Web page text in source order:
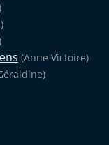
(Anne Victoire)